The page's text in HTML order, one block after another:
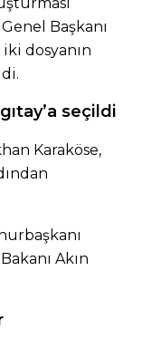
Başkanı
dosyanın
seçildi
Karaköse,
Akın